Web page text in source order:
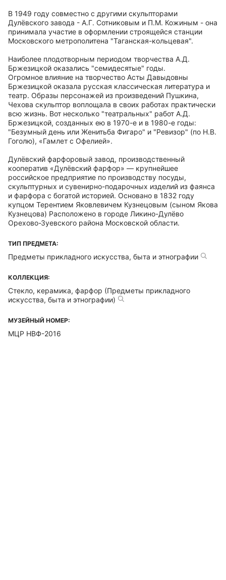
В 1949 году совместно с другими скульпторами
Дулёвского завода - А.Г. Сотниковым и П.М. Кожиным - она
принимала участие в оформлении строящейся станции
Московского метрополитена "Таганская-кольцевая".
Наиболее плодотворным периодом творчества А.Д.
Бржезицкой оказались "семидесятые" годы.
Огромное влияние на творчество Асты Давыдовны
Бржезицкой оказала русская классическая литература и
театр. Образы персонажей из произведений Пушкина,
Чехова скульптор воплощала в своих работах практически
всю жизнь. Вот несколько "театральных" работ А.Д.
Бржезицкой, созданных ею в 1970-е и в 1980-е годы:
"Безумный день или Женитьба Фигаро" и "Ревизор" (по Н.В.
Гоголю), «Гамлет с Офелией».
Дулёвский фарфоровый завод, производственный
кооператив «Дулёвский фарфор» — крупнейшее
российское предприятие по производству посуды,
скульптурных и сувенирно-подарочных изделий из фаянса
и фарфора с богатой историей. Основано в 1832 году
купцом Терентием Яковлевичем Кузнецовым (сыном Якова
Кузнецова) Расположено в городе Ликино-Дулёво
Орехово-Зуевского района Московской области.
ТИП ПРЕДМЕТА:
Предметы прикладного искусства, быта и этнографии
КОЛЛЕКЦИЯ:
Стекло, керамика, фарфор (Предметы прикладного
искусства, быта и этнографии)
МУЗЕЙНЫЙ НОМЕР:
МЦР НВФ-2016